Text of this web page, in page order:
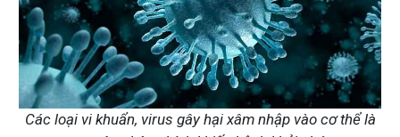
Các loại vi khuẩn, virus gây hại xâm nhập vào cơ thể là